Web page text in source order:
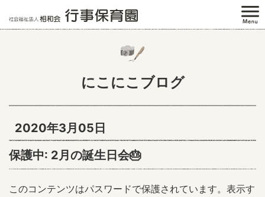
にこにこブログ
2020年3月05日
保護中: 2月の誕生日会🎂
このコンテンツはパスワードで保護されています。表示す